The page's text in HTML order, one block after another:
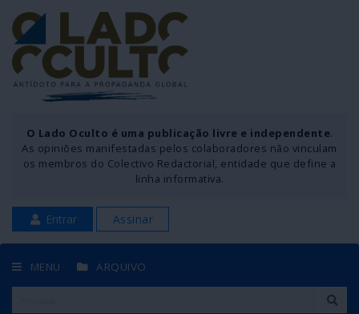
O Lado Oculto é uma publicação livre e independente.
As opiniões manifestadas pelos colaboradores não vinculam
os membros do Colectivo Redactorial, entidade que define a
linha informativa.
Entrar Assinar
MENU ARQUIVO